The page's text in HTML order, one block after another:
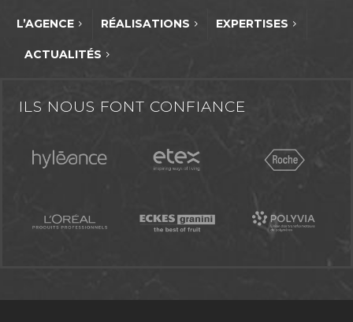
L’AGENCE RÉALISATIONS EXPERTISES
ACTUALITÉS
ILS NOUS FONT CONFIANCE